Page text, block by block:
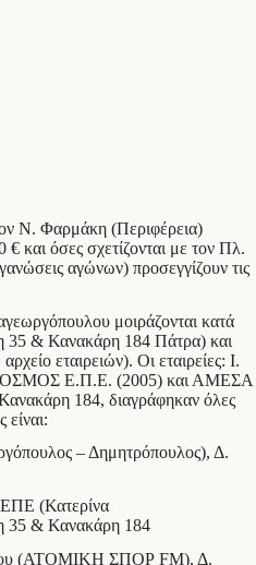
Ν. Φαρμάκη (Περιφέρεια)
€ και όσες σχετίζονται με τον Πλ.
αγώνων) προσεγγίζουν τις
μοιράζονται κατά
35 & Κανακάρη 184 Πάτρα) και
εταιρειών). Οι εταιρείες: Ι.
Ε.Π.Ε. (2005) και ΑΜΕΣΑ
184, διαγράφηκαν όλες
– Δημητρόπουλος), Δ.
(Κατερίνα
35 & Κανακάρη 184
(ΑΤΟΜΙΚΗ ΣΠΟΡ FM), Δ.